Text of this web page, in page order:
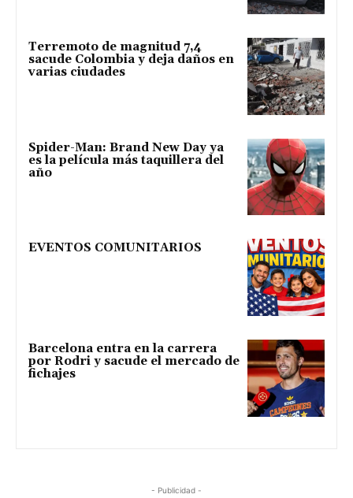
Terremoto de magnitud 7,4
sacude Colombia y deja daños en
varias ciudades
Spider-Man: Brand New Day ya
es la película más taquillera del
año
EVENTOS COMUNITARIOS
Barcelona entra en la carrera
por Rodri y sacude el mercado de
fichajes
- Publicidad -